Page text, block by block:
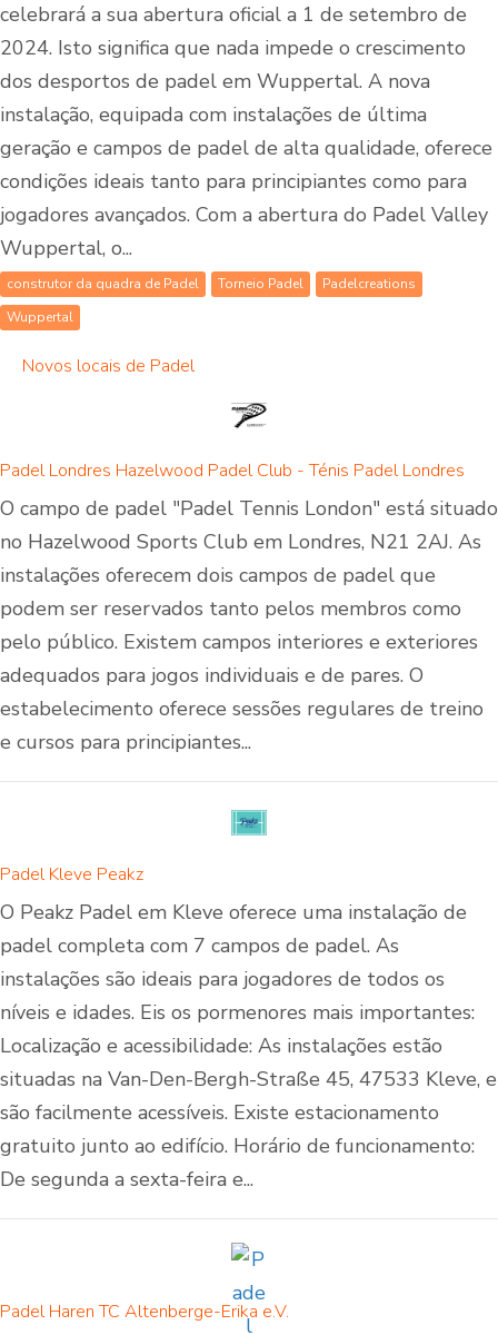
celebrará a sua abertura oficial a 1 de setembro de
2024. Isto significa que nada impede o crescimento
dos desportos de padel em Wuppertal. A nova
instalação, equipada com instalações de última
geração e campos de padel de alta qualidade, oferece
condições ideais tanto para principiantes como para
jogadores avançados. Com a abertura do Padel Valley
Wuppertal, o...
construtor da quadra de Padel Torneio Padel
Padelcreations
Wuppertal
Novos locais de Padel
Padel Londres Hazelwood Padel Club - Ténis Padel Londres
O campo de padel "Padel Tennis London" está situado
no Hazelwood Sports Club em Londres, N21 2AJ. As
instalações oferecem dois campos de padel que
podem ser reservados tanto pelos membros como
pelo público. Existem campos interiores e exteriores
adequados para jogos individuais e de pares. O
estabelecimento oferece sessões regulares de treino
e cursos para principiantes...
Padel Kleve Peakz
O Peakz Padel em Kleve oferece uma instalação de
padel completa com 7 campos de padel. As
instalações são ideais para jogadores de todos os
níveis e idades. Eis os pormenores mais importantes:
Localização e acessibilidade: As instalações estão
situadas na Van-Den-Bergh-Straße 45, 47533 Kleve, e
são facilmente acessíveis. Existe estacionamento
gratuito junto ao edifício. Horário de funcionamento:
De segunda a sexta-feira e...
Padel Haren TC Altenberge-Erika e.V.